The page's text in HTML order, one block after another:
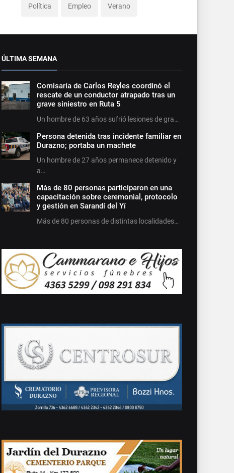
Política Empleo Verano
ÚLTIMA SEMANA
Comisaría de Carlos Reyles coordinó el
rescate de un conductor atrapado tras un
grave siniestro en Ruta 5
Un hombre de 63 años sufrió lesiones de gra…
Persona detenida tras incidente familiar en
Durazno; portaba un machete
Un hombre de 27 años permanece detenido y
a…
Más de 80 personas participaron en una
capacitación sobre ceremonial, protocolo
y gestión en Sarandí del Yí
Más de 80 personas de distintas localidades…